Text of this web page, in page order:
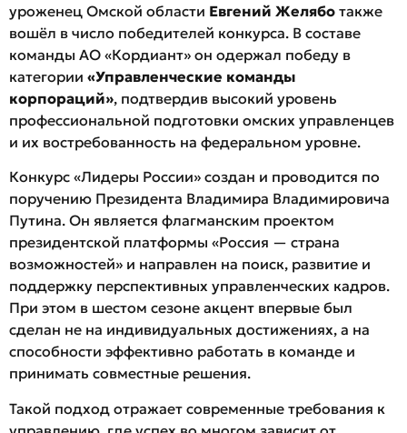
уроженец Омской области Евгений Желябо также
вошёл в число победителей конкурса. В составе
команды АО «Кордиант» он одержал победу в
категории «Управленческие команды
корпораций», подтвердив высокий уровень
профессиональной подготовки омских управленцев
и их востребованность на федеральном уровне.
Конкурс «Лидеры России» создан и проводится по
поручению Президента Владимира Владимировича
Путина. Он является флагманским проектом
президентской платформы «Россия — страна
возможностей» и направлен на поиск, развитие и
поддержку перспективных управленческих кадров.
При этом в шестом сезоне акцент впервые был
сделан не на индивидуальных достижениях, а на
способности эффективно работать в команде и
принимать совместные решения.
Такой подход отражает современные требования к